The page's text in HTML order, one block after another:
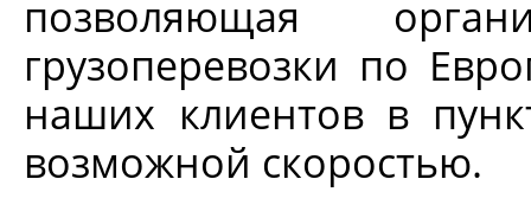
позволяющая
грузоперевозки по
наших клиентов в
возможной скоростью.